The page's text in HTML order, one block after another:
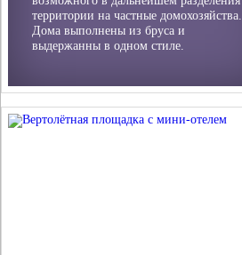
территории на частные домохозяйства.
Дома выполнены из бруса и
выдержанны в одном стиле.